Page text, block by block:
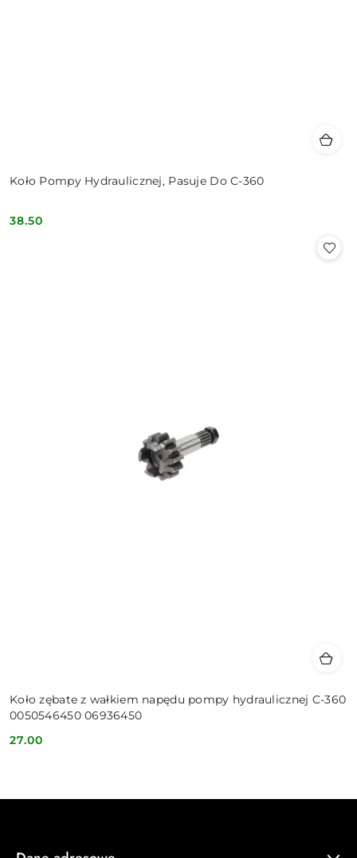
Koło Pompy Hydraulicznej, Pasuje Do C-360
Cena:
38.50
Koło zębate z wałkiem napędu pompy hydraulicznej C-360
0050546450 06936450
Cena:
27.00